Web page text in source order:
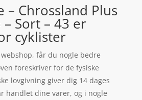
– Chrossland Plus
– Sort – 43 er
cyklister
får du nogle bedre
foreskriver for de fysiske
lovgivning giver dig 14 dages
handlet dine varer, og i nogle